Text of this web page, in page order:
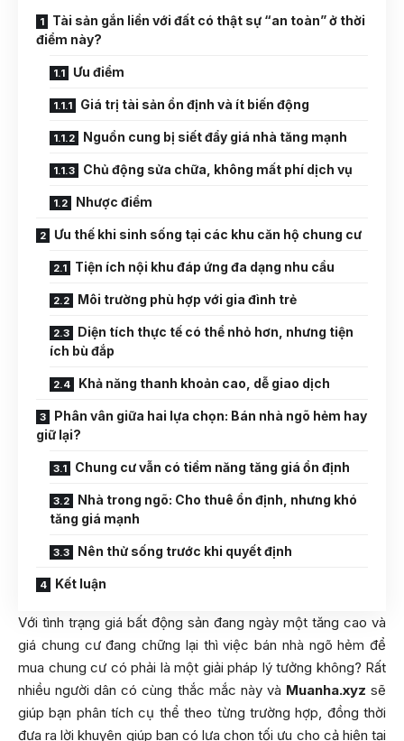
Tài sản gắn liền với đất có thật sự “an toàn” ở thời
điểm này?
Ưu điểm
Giá trị tài sản ổn định và ít biến động
Nguồn cung bị siết đẩy giá nhà tăng mạnh
Chủ động sửa chữa, không mất phí dịch vụ
Nhược điểm
Ưu thế khi sinh sống tại các khu căn hộ chung cư
Tiện ích nội khu đáp ứng đa dạng nhu cầu
Môi trường phù hợp với gia đình trẻ
Diện tích thực tế có thể nhỏ hơn, nhưng tiện
ích bù đắp
Khả năng thanh khoản cao, dễ giao dịch
Phân vân giữa hai lựa chọn: Bán nhà ngõ hẻm hay
giữ lại?
Chung cư vẫn có tiềm năng tăng giá ổn định
Nhà trong ngõ: Cho thuê ổn định, nhưng khó
tăng giá mạnh
Nên thử sống trước khi quyết định
Kết luận
Với tình trạng giá bất động sản đang ngày một tăng cao và
giá chung cư đang chững lại thì việc bán nhà ngõ hẻm để
mua chung cư có phải là một giải pháp lý tưởng không? Rất
nhiều người dân có cùng thắc mắc này và Muanha.xyz sẽ
giúp bạn phân tích cụ thể theo từng trường hợp, đồng thời
đưa ra lời khuyên giúp bạn có lựa chọn tối ưu cho cả hiện tại